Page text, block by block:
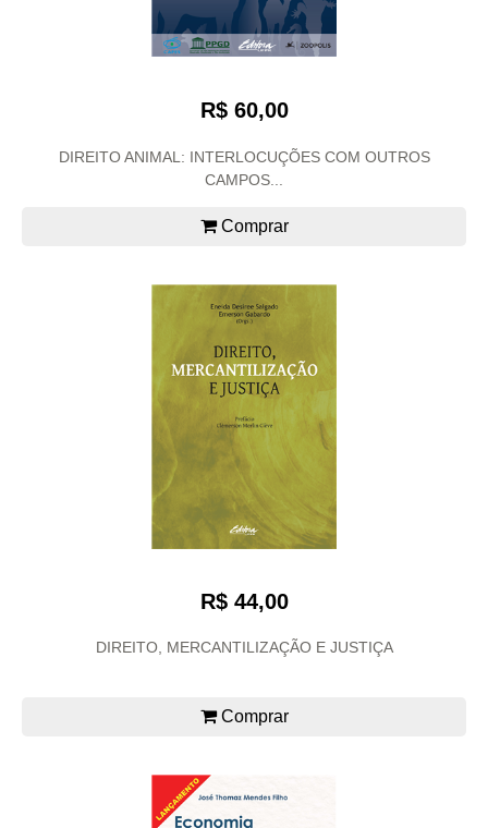
R$ 60,00
DIREITO ANIMAL: INTERLOCUÇÕES COM OUTROS
CAMPOS...
Comprar
R$ 44,00
DIREITO, MERCANTILIZAÇÃO E JUSTIÇA
Comprar